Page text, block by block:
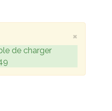
×
de charger